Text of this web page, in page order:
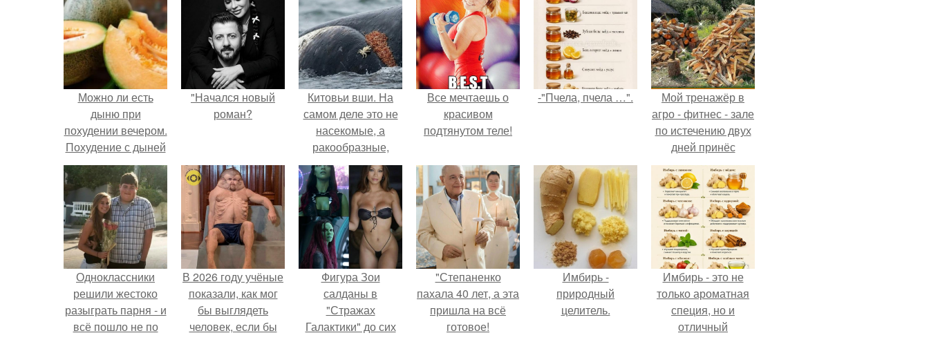
Можно ли есть
дыню при
похудении вечером.
Похудение с дыней
"Начался новый
роман?
Китовьи вши. На
самом деле это не
насекомые, а
ракообразные,
относящиеся к
бокоплавам.
Все мечтаешь о
красивом
подтянутом теле!
-"Пчела, пчела …".
Мой тренажёр в
агро - фитнес - зале
по истечению двух
дней принёс
ощутимый
результат.
Одноклассники
решили жестоко
разыграть парня - и
всё пошло не по
В 2026 году учёные
показали, как мог
бы выглядеть
человек, если бы
Фигура Зои
салданы в
"Стражах
Галактики" до сих
"Степаненко
пахала 40 лет, а эта
пришла на всё
готовое!
Имбирь -
природный
целитель.
Имбирь - это не
только ароматная
специя, но и
отличный